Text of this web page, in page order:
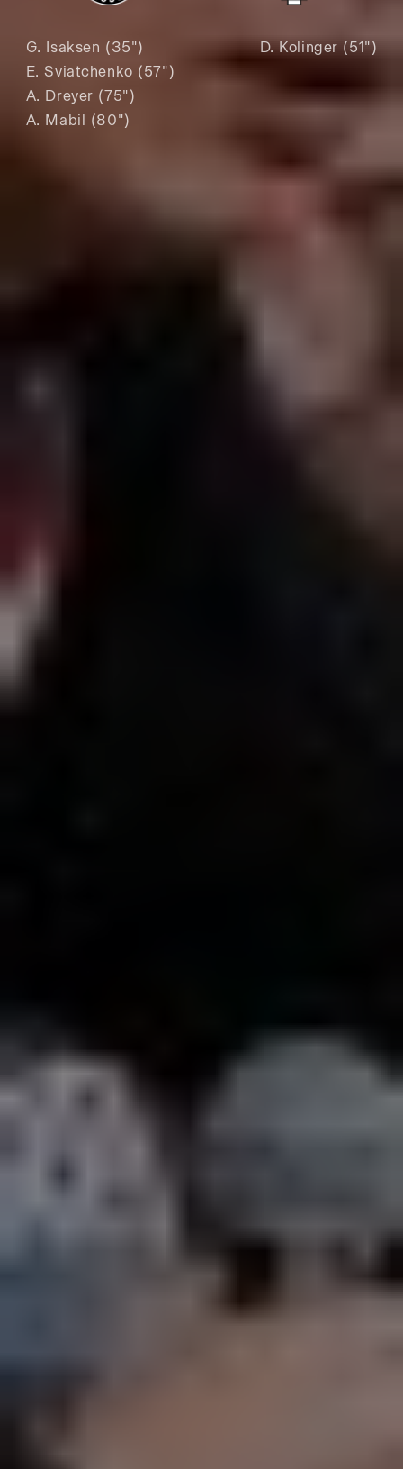
G. Isaksen (35")
E. Sviatchenko (57")
A. Dreyer (75")
A. Mabil (80")
D. Kolinger (51")